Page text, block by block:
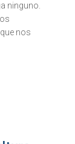
ninguno.
nos